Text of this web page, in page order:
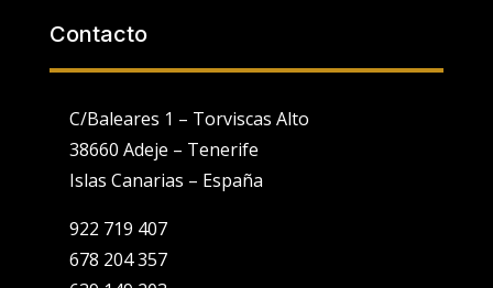
Contacto
C/Baleares 1 – Torviscas Alto
38660 Adeje – Tenerife
Islas Canarias – España
922 719 407
678 204 357